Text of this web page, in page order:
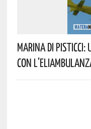
Marina Di Pisticci:
Con